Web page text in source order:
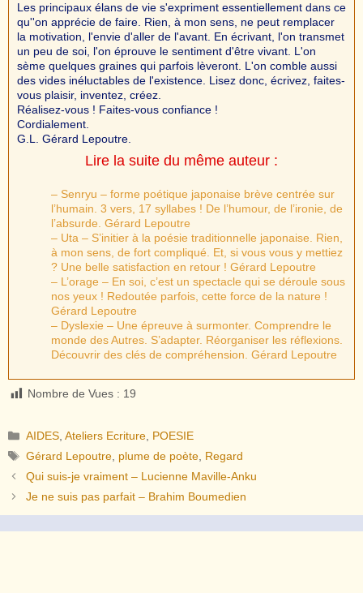
Les principaux élans de vie s'expriment essentiellement dans ce
qu''on apprécie de faire. Rien, à mon sens, ne peut remplacer
la motivation, l'envie d'aller de l'avant. En écrivant, l'on transmet
un peu de soi, l'on éprouve le sentiment d'être vivant. L'on
sème quelques graines qui parfois lèveront. L'on comble aussi
des vides inéluctables de l'existence. Lisez donc, écrivez, faites-
vous plaisir, inventez, créez.
Réalisez-vous ! Faites-vous confiance !
Cordialement.
G.L. Gérard Lepoutre.
Lire la suite du même auteur :
– Senryu – forme poétique japonaise brève centrée sur
l’humain. 3 vers, 17 syllabes ! De l’humour, de l’ironie, de
l’absurde. Gérard Lepoutre
– Uta – S’initier à la poésie traditionnelle japonaise. Rien,
à mon sens, de fort compliqué. Et, si vous vous y mettiez
? Une belle satisfaction en retour ! Gérard Lepoutre
– L’orage – En soi, c’est un spectacle qui se déroule sous
nos yeux ! Redoutée parfois, cette force de la nature !
Gérard Lepoutre
– Dyslexie – Une épreuve à surmonter. Comprendre le
monde des Autres. S’adapter. Réorganiser les réflexions.
Découvrir des clés de compréhension. Gérard Lepoutre
Nombre de Vues : 19
Catégories
AIDES ,Ateliers Ecriture POESIE
Étiquettes
Gérard Lepoutre plume de poète Regard
Qui suis-je vraiment – Lucienne Maville-Anku
Je ne suis pas parfait – Brahim Boumedien